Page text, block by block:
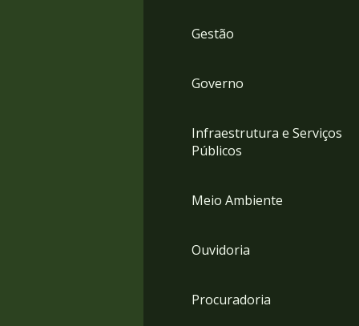
Gestão
Governo
Infraestrutura e Serviços
Públicos
Meio Ambiente
Ouvidoria
Procuradoria